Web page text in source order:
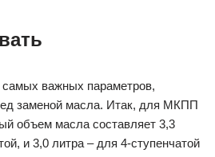
важных параметров,
заменой масла. Итак, для МКПП
объем масла составляет 3,3
и 3,0 литра – для 4-ступенчатой